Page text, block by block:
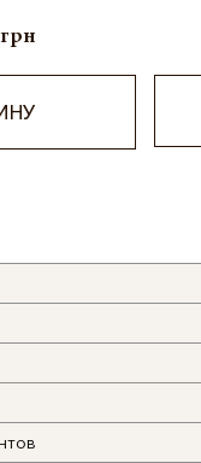
грн